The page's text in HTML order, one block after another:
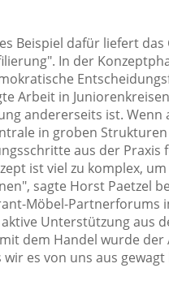
Beispiel dafür liefert
In der
Arbeit in
andererseits ist. Wenn
in groben
aus der
ist viel zu komplex,
sagte Horst Paetzel
Möbel-Partnerforums
Unterstützung aus
dem Handel wurde
es von uns aus